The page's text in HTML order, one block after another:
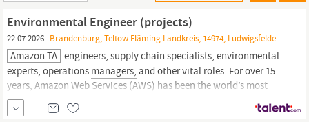
Environmental Engineer (projects)
22.07.2026 Brandenburg, Teltow Fläming Landkreis, 14974, Ludwigsfelde
Amazon TA engineers, supplychain specialists, environmental
experts, operations managers, and other vital roles. For over 15
years, Amazon Web Services (AWS) has been the world’s most
comprehensive and broadly adopted cloud computing platform.
Cloud computing is the on-demand delivery of IT resources over